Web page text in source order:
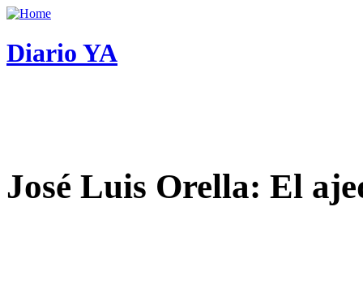
Diario YA
José Luis Orella: El